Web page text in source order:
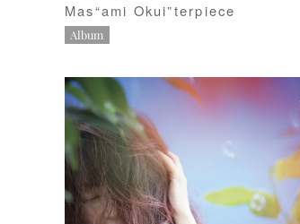
Mas“ami Okui”terpiece
Album